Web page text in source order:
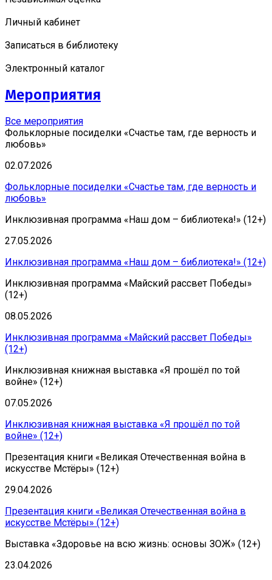
Личный кабинет
Записаться в библиотеку
Электронный каталог
Мероприятия
Все мероприятия
Фольклорные посиделки «Счастье там, где верность и
любовь»
02.07.2026
Фольклорные посиделки «Счастье там, где верность и
любовь»
Инклюзивная программа «Наш дом – библиотека!» (12+)
27.05.2026
Инклюзивная программа «Наш дом – библиотека!» (12+)
Инклюзивная программа «Майский рассвет Победы»
(12+)
08.05.2026
Инклюзивная программа «Майский рассвет Победы»
(12+)
Инклюзивная книжная выставка «Я прошёл по той
войне» (12+)
07.05.2026
Инклюзивная книжная выставка «Я прошёл по той
войне» (12+)
Презентация книги «Великая Отечественная война в
искусстве Мстёры» (12+)
29.04.2026
Презентация книги «Великая Отечественная война в
искусстве Мстёры» (12+)
Выставка «Здоровье на всю жизнь: основы ЗОЖ» (12+)
23.04.2026